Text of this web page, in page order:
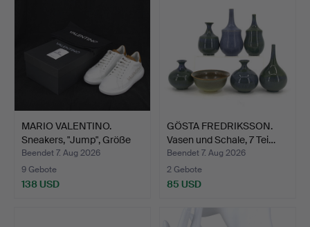
MARIO VALENTINO.
Sneakers, "Jump", Größe
4…
Beendet 7. Aug 2026
9 Gebote
138 USD
GÖSTA FREDRIKSSON.
Vasen und Schale, 7 Tei…
Beendet 7. Aug 2026
2 Gebote
85 USD